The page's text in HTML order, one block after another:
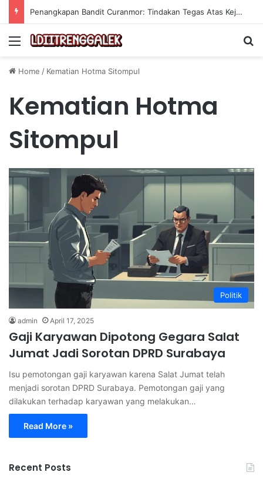
Penangkapan Bandit Curanmor: Tindakan Tegas Atas Kejahatan Sepeda Motor
Menu
Home / Kematian Hotma Sitompul
Kematian Hotma
Sitompul
Politik
admin April 17, 2025
Gaji Karyawan Dipotong Gegara Salat
Jumat Jadi Sorotan DPRD Surabaya
Isu pemotongan gaji karyawan karena Salat Jumat telah
menjadi sorotan DPRD Surabaya. Pemotongan gaji yang
dilakukan terhadap karyawan yang melakukan…
Read More »
Recent Posts